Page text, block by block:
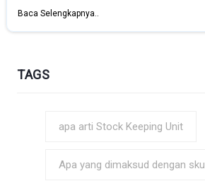
Baca Selengkapnya..
TAGS
apa arti Stock Keeping Unit
Apa yang dimaksud dengan sku